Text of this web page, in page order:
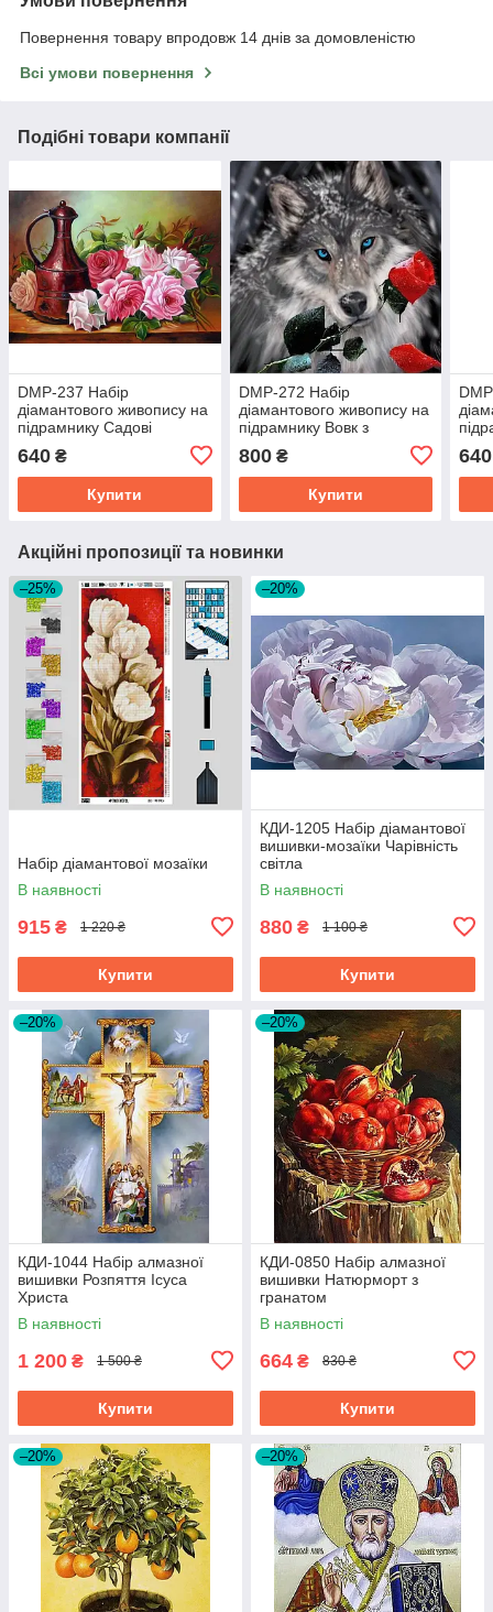
Повернення товару впродовж 14 днів за домовленістю
Всі умови повернення
Подібні товари компанії
DMP-237 Набір
діамантового живопису на
підрамнику Садові
640 ₴
Купити
DMP-272 Набір
діамантового живопису на
підрамнику Вовк з
800₴
Купити
640
Акційні пропозиції та новинки
–25%
Набір діамантової мозаїки
В наявності
915 ₴ 1 220 ₴
Купити
–20%
КДИ-1205 Набір діамантової
вишивки-мозаїки Чарівність
світла
В наявності
880 ₴ 1 100 ₴
Купити
–20%
КДИ-1044 Набір алмазної
вишивки Розпяття Ісуса
Христа
В наявності
1 200 ₴ 1 500 ₴
Купити
–20%
КДИ-0850 Набір алмазної
вишивки Натюрморт з
гранатом
В наявності
664 ₴ 830 ₴
Купити
–20% –20%